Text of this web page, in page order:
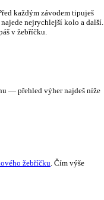
každým závodem tipuješ
nejrychlejší kolo a další.
v žebříčku.
— přehled výher najdeš níže
žebříčku . Čím výše